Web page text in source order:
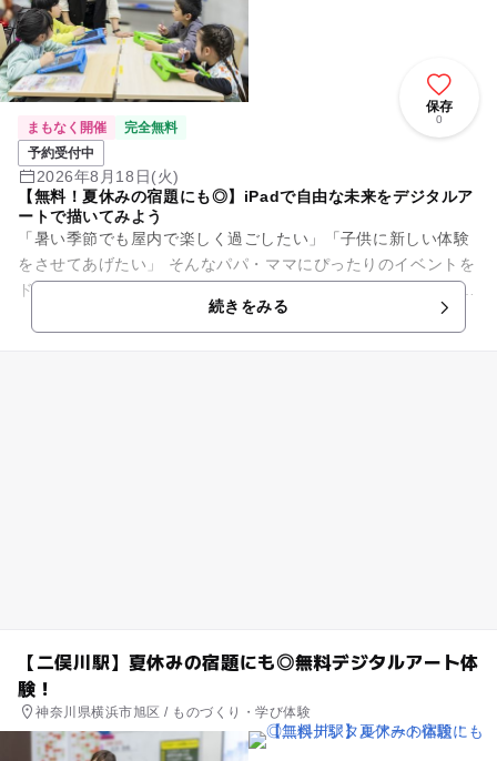
保存
0
まもなく開催
完全無料
予約受付中
2026年8月18日(火)
【無料！夏休みの宿題にも◎】iPadで自由な未来をデジタルア
ートで描いてみよう
「暑い季節でも屋内で楽しく過ごしたい」「子供に新しい体験
をさせてあげたい」 そんなパパ・ママにぴったりのイベントを
ドコモショップで開催します。 いま話題の「デジタルアート」
続きをみる
【二俣川駅】夏休みの宿題にも◎無料デジタルアート体
験！
神奈川県横浜市旭区 / ものづくり・学び体験